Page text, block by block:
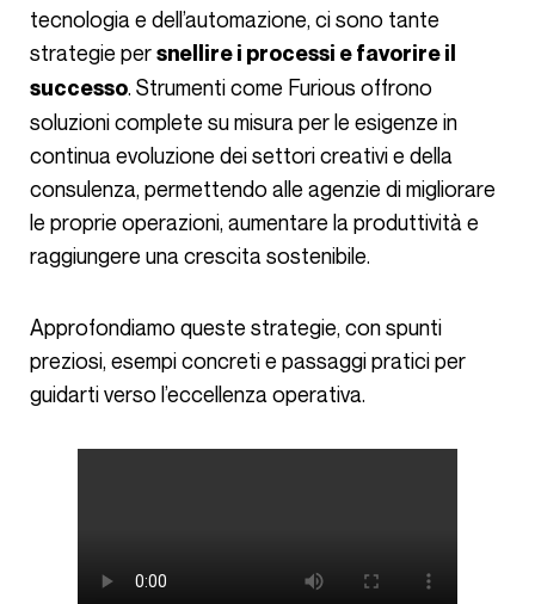
tecnologia e dell’automazione, ci sono tante
strategie persnellire i processi e favorire il
successo. Strumenti come Furious offrono
soluzioni complete su misura per le esigenze in
continua evoluzione dei settori creativi e della
consulenza, permettendo alle agenzie di migliorare
le proprie operazioni, aumentare la produttività e
raggiungere una crescita sostenibile.
Approfondiamo queste strategie, con spunti
preziosi, esempi concreti e passaggi pratici per
guidarti verso l’eccellenza operativa.